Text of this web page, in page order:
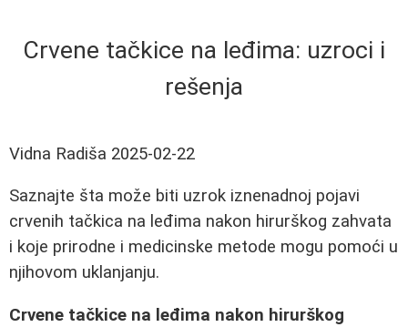
Crvene tačkice na leđima: uzroci i
rešenja
Vidna Radiša 2025-02-22
Saznajte šta može biti uzrok iznenadnoj pojavi
crvenih tačkica na leđima nakon hirurškog zahvata
i koje prirodne i medicinske metode mogu pomoći u
njihovom uklanjanju.
Crvene tačkice na leđima nakon hirurškog